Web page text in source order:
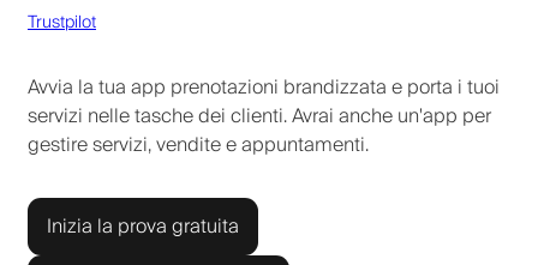
Trustpilot
Avvia la tua app prenotazioni brandizzata e porta i tuoi
servizi nelle tasche dei clienti. Avrai anche un'app per
gestire servizi, vendite e appuntamenti.
Inizia la prova gratuita